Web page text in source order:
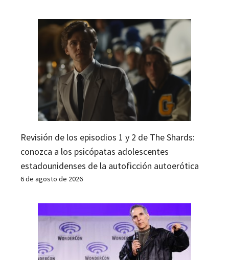
Revisión de los episodios 1 y 2 de The Shards:
conozca a los psicópatas adolescentes
estadounidenses de la autoficción autoerótica
6 de agosto de 2026